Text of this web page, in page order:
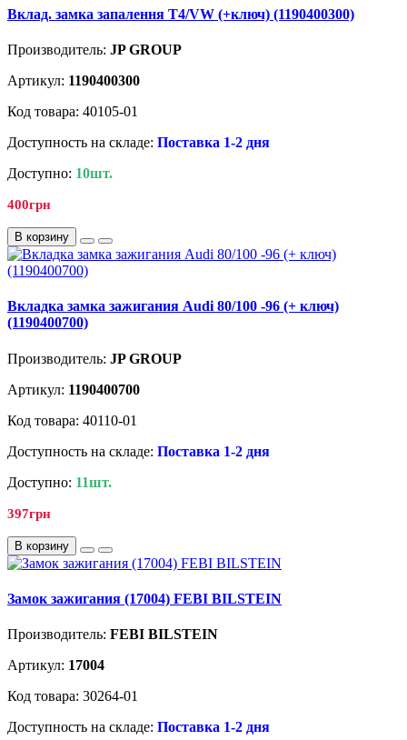
Вклад. замка запалення T4/VW (+ключ) (1190400300)
Производитель: JP GROUP
Артикул: 1190400300
Код товара: 40105-01
Доступность на складе: Поставка 1-2 дня
Доступно: 10шт.
400грн
В корзину
Вкладка замка зажигания Audi 80/100 -96 (+ ключ)
(1190400700)
Производитель: JP GROUP
Артикул: 1190400700
Код товара: 40110-01
Доступность на складе: Поставка 1-2 дня
Доступно: 11шт.
397грн
В корзину
Замок зажигания (17004) FEBI BILSTEIN
Производитель: FEBI BILSTEIN
Артикул: 17004
Код товара: 30264-01
Доступность на складе: Поставка 1-2 дня